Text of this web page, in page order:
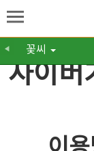
◀ 꽃씨
사이버